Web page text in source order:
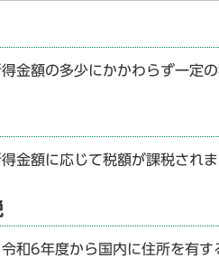
金額の多少にかかわらず一定の
金額に応じて税額が課税されま
和6年度から国内に住所を有